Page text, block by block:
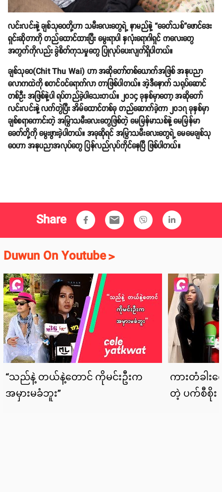
လင်းလင်းနဲ့ ချစ်သုဝေတို့ဟာ သမီးလေးတွေရဲ့ နာမည်နဲ့ “ခေတ်သစ်”ဖောင်ဒေး
ရှင်းဆိုတာကို တည်ထောင်ထားပြီး မွေးရာပါ နှလုံးရောဂါရှင် ကလေးတွေ
အတွက်ကိုလည်း ခွဲစိတ်ကုသမှုတွေ ပြုလုပ်ပေးလျက်ရှိပါတယ်။
ချစ်သုဝေ(Chit Thu Wai) ဟာ အဆိုတော်တစ်ယောက်အဖြစ် အနုပညာ
လောကထဲကို စတင်ဝင်ရောက်လာ တာဖြစ်ပါတယ်။ အဲ့ဒီနောက် သရုပ်ဆောင်
တစ်ဦး အဖြစ်နဲ့ပါ ရပ်တည်ခဲ့ပါသေးတယ်။ ၂၀၁၄ ခုနှစ်မှာတော့ အဆိုတော်
လင်းလင်းနဲ့ လက်တွဲပြီး အိမ်ထောင်တစ်ခု တည်ဆောက်ခဲ့ကာ ၂၀၁၇ ခုနှစ်မှာ
ချစ်စရာကောင်းတဲ့ အမြွှာသမီးလေးတွေဖြစ်တဲ့ မေမြန်မာသစ်နဲ့ မေမြန်မာ
ခေတ်တို့ကို မွေးဖွားခဲ့ပါတယ်။ အခုဆိုရင် အမြွှာသမီးလေးတွေရဲ့ မေမေချစ်သု
ဝေဟာ အနုပညာအလုပ်တွေ ပြန်လည်လုပ်ကိုင်နေပြီ ဖြစ်ပါတယ်။
Share email
Duwun On Youtube>